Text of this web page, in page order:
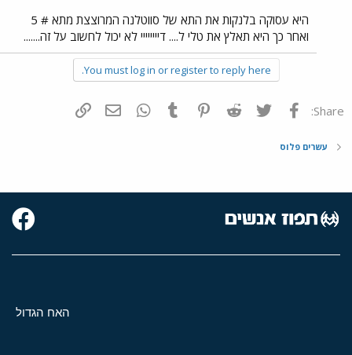
היא עסוקה בלנקות את התא של סווטלנה המרוצצת מתא # 5
ואחר כך היא תאלץ את טלי ל.... דיייייייי לא יכול לחשוב על זה.......
You must log in or register to reply here.
Share: פייסבוק Twitter
Reddit
Pinterest
Tumblr
WhatsAppדואר אלקטרוני
עשרים פלוס
האח הגדול